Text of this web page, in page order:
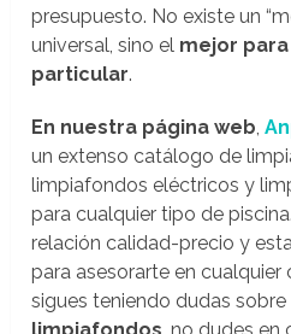
presupuesto. No existe un
universal, sino el mejor
particular.
En nuestra página web,
un extenso catálogo de
limpiafondos eléctricos y
para cualquier tipo de
relación calidad-precio y
para asesorarte en cualquier
sigues teniendo dudas